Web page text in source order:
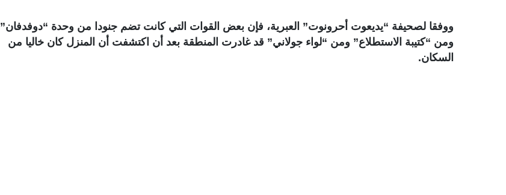
ووفقا لصحيفة “يديعوت أحرونوت” العبرية، فإن بعض القوات التي كانت تضم جنودا من وحدة “دوفدفان”
ومن “كتيبة الاستطلاع” ومن “لواء جولاني” قد غادرت المنطقة بعد أن اكتشفت أن المنزل كان خاليا من
السكان.